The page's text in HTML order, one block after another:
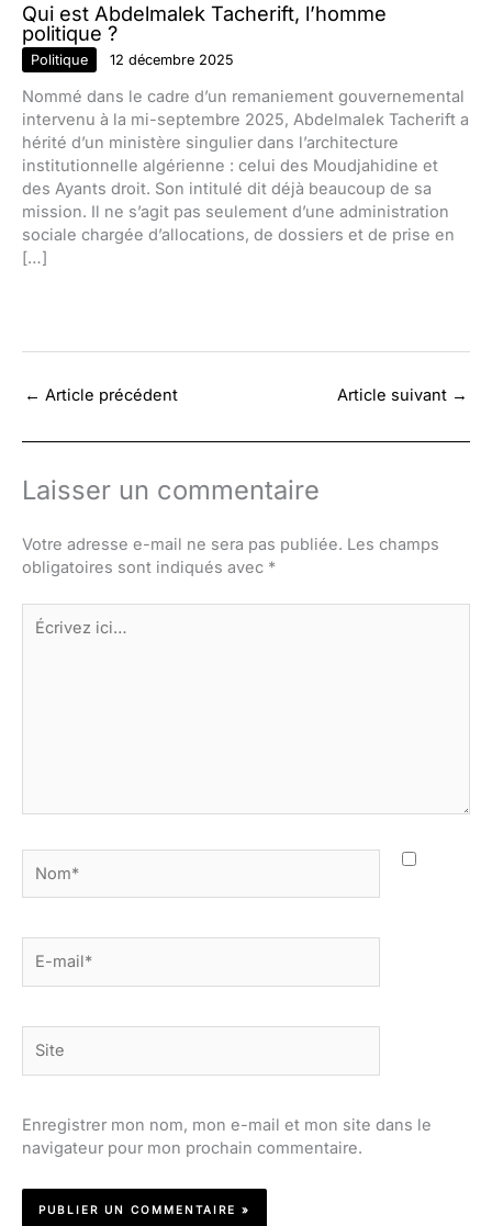
Qui est Abdelmalek Tacherift, l’homme
politique ?
Politique 12 décembre 2025
Nommé dans le cadre d’un remaniement gouvernemental
intervenu à la mi-septembre 2025, Abdelmalek Tacherift a
hérité d’un ministère singulier dans l’architecture
institutionnelle algérienne : celui des Moudjahidine et
des Ayants droit. Son intitulé dit déjà beaucoup de sa
mission. Il ne s’agit pas seulement d’une administration
sociale chargée d’allocations, de dossiers et de prise en
[…]
← Article précédent Article suivant →
Laisser un commentaire
Votre adresse e-mail ne sera pas publiée. Les champs
obligatoires sont indiqués avec *
Écrivez
ici…
mail*
Enregistrer mon nom, mon e-mail et mon site dans le
navigateur pour mon prochain commentaire.